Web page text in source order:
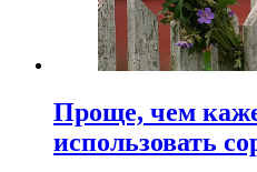
Проще, чем
использовать